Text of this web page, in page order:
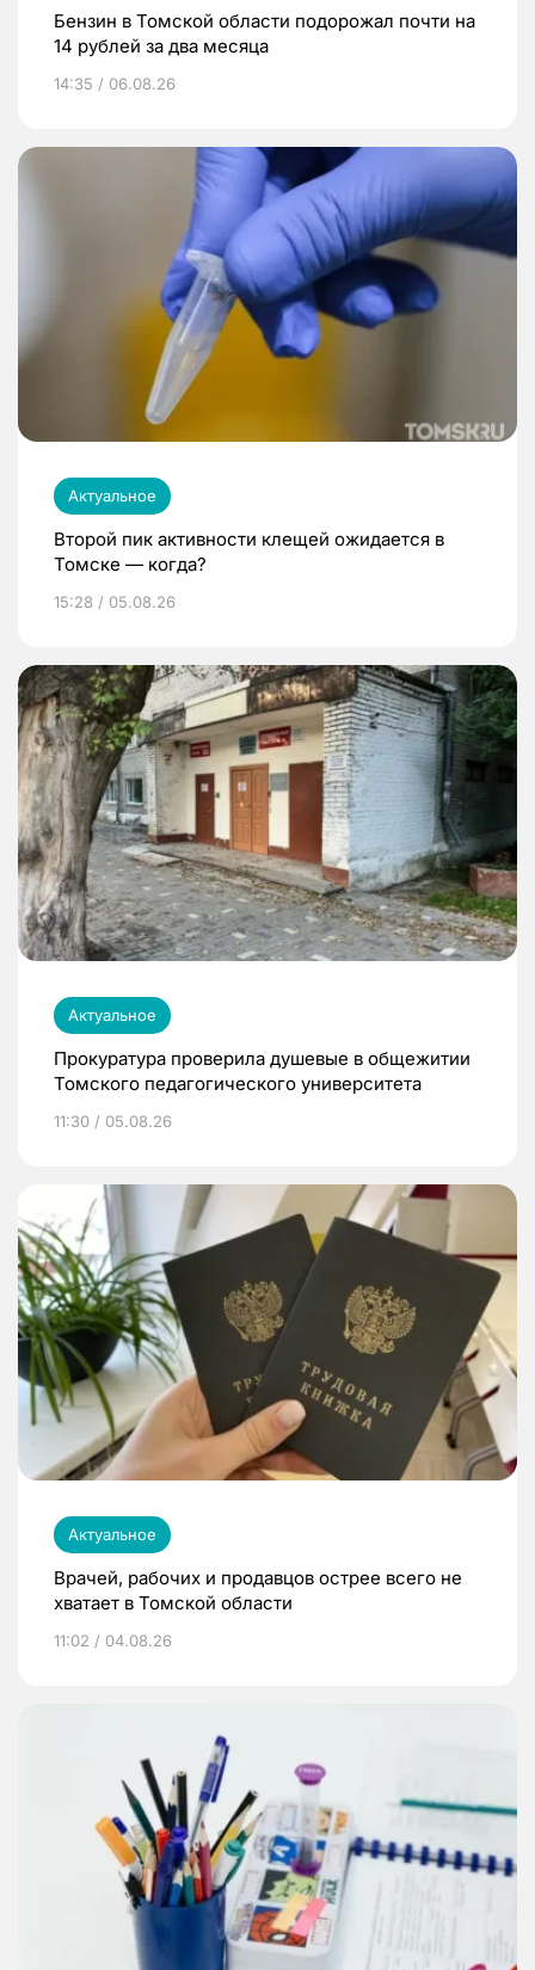
Бензин в Томской области подорожал почти на
14 рублей за два месяца
14:35 / 06.08.26
Актуальное
Второй пик активности клещей ожидается в
Томске — когда?
15:28 / 05.08.26
Актуальное
Прокуратура проверила душевые в общежитии
Томского педагогического университета
11:30 / 05.08.26
Актуальное
Врачей, рабочих и продавцов острее всего не
хватает в Томской области
11:02 / 04.08.26